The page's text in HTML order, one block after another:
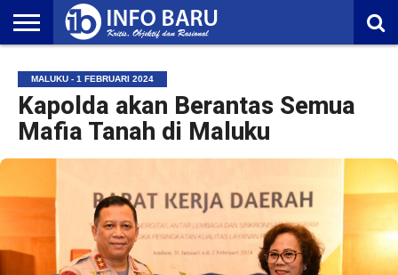
NASIONAL
AMBONIA
MALUKU
EKONOMI
POLITIK
OLAHRAGA
LIFESTYLE
REDAKSI
MALUKU - 1 FEBRUARI 2024
Kapolda akan Berantas Semua
Mafia Tanah di Maluku